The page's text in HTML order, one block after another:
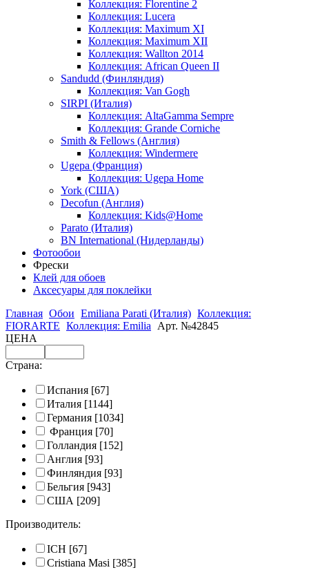
Коллекция: Florentine 2
Коллекция: Lucera
Коллекция: Maximum XI
Коллекция: Maximum XII
Коллекция: Wallton 2014
Коллекция: African Queen II
Sandudd (Финляндия)
Коллекция: Van Gogh
SIRPI (Италия)
Коллекция: AltaGamma Sempre
Коллекция: Grande Corniche
Smith & Fellows (Англия)
Коллекция: Windermere
Ugepa (Франция)
Коллекция: Ugepa Home
York (США)
Decofun (Англия)
Коллекция: Kids@Home
Parato (Италия)
BN International (Нидерланды)
Фотообои
Фрески
Клей для обоев
Аксесуары для поклейки
Главная Обои Emiliana Parati (Италия) Коллекция:
FIORARTE Коллекция: Emilia
Арт. №42845
ЦЕНА
Страна:
Испания [67]
Италия [1144]
Германия [1034]
Франция [70]
Голландия [152]
Англия [93]
Финляндия [93]
Бельгия [943]
США [209]
Производитель:
ICH [67]
Cristiana Masi [385]